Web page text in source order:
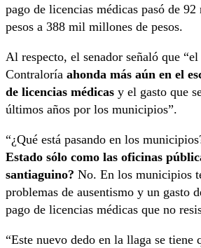
pago de licencias médicas pasó de
pesos a 388 mil millones de pesos.
Al respecto, el senador señaló que
Contraloría ahonda más aún en el
de licencias médicas y el gasto que
últimos años por los municipios”.
“¿Qué está pasando en los
Estado sólo como las oficinas
santiaguino? No. En los municipios
problemas de ausentismo y un gasto
pago de licencias médicas que no
“Este nuevo dedo en la llaga se tiene